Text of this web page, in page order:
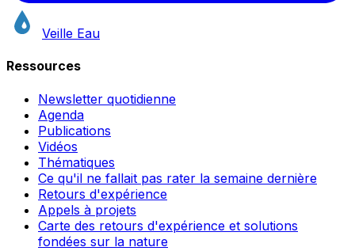
Veille Eau
Ressources
Newsletter quotidienne
Agenda
Publications
Vidéos
Thématiques
Ce qu'il ne fallait pas rater la semaine dernière
Retours d'expérience
Appels à projets
Carte des retours d'expérience et solutions
fondées sur la nature